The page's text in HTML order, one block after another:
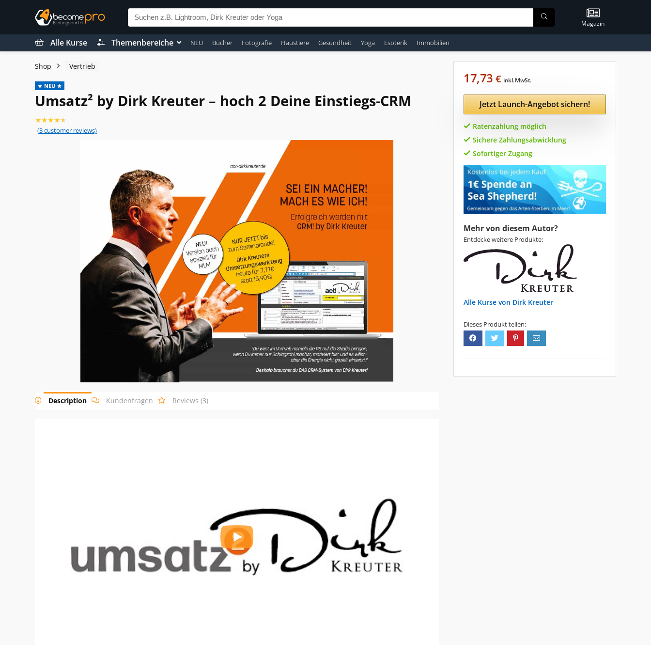
Magazin
Alle Kurse Themenbereiche NEU Bücher Fotografie Haustiere Gesundheit Yoga Esoterik Immobilien
Shop Vertrieb
NEU
Umsatz² by Dirk Kreuter – hoch 2 Deine Einstiegs-CRM
★★★★★
(3customer reviews)
Description Kundenfragen Reviews (3)
17,73 € inkl. MwSt.
Jetzt Launch-Angebot sichern!
Ratenzahlung möglich
Sichere Zahlungsabwicklung
Sofortiger Zugang
Mehr von diesem Autor?
Entdecke weitere Produkte:
Dirk Kreuter